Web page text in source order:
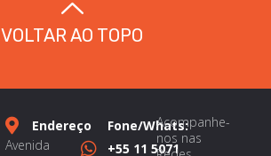
VOLTAR AO TOPO
Endereço
Avenida
Fone/Whats:
+55 11 5071
Acompanhe-
nos nas